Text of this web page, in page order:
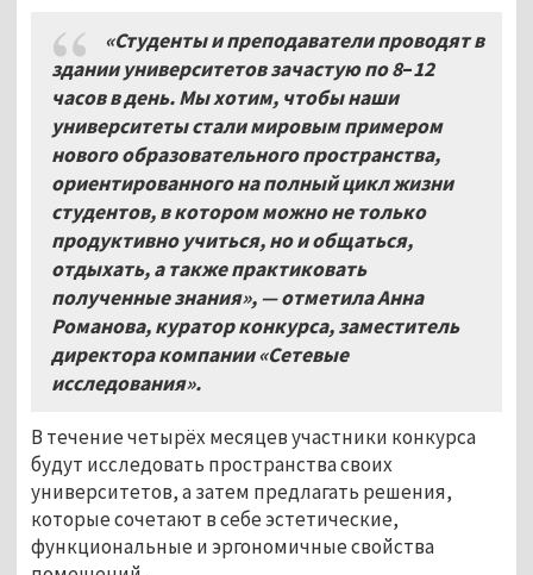
«Студенты и преподаватели проводят в
здании университетов зачастую по 8–12
часов в день. Мы хотим, чтобы наши
университеты стали мировым примером
нового образовательного пространства,
ориентированного на полный цикл жизни
студентов, в котором можно не только
продуктивно учиться, но и общаться,
отдыхать, а также практиковать
полученные знания», — отметила Анна
Романова, куратор конкурса, заместитель
директора компании «Сетевые
исследования».
В течение четырёх месяцев участники конкурса
будут исследовать пространства своих
университетов, а затем предлагать решения,
которые сочетают в себе эстетические,
функциональные и эргономичные свойства